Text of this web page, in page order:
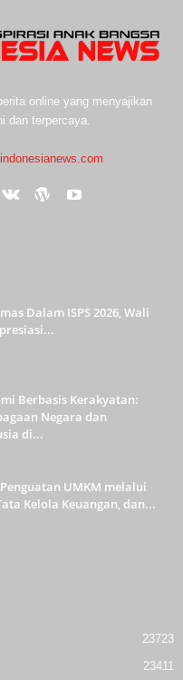
online yang menyajikan
dan terpercaya.
Dalam ISPS 2026, Wali
Berbasis Kerakyatan:
Negara dan
di...
UMKM melalui
Kelola Keuangan, dan...
23723
23411